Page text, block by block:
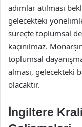
adımlar atılması
gelecekteki
süreçte toplumsal
kaçınılmaz.
toplumsal
alması, gelecekteki
olacaktır.
İngiltere